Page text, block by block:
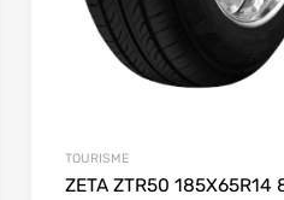
Ajouter au panier
TOURISME
ZETA ZTR50 185X65R14